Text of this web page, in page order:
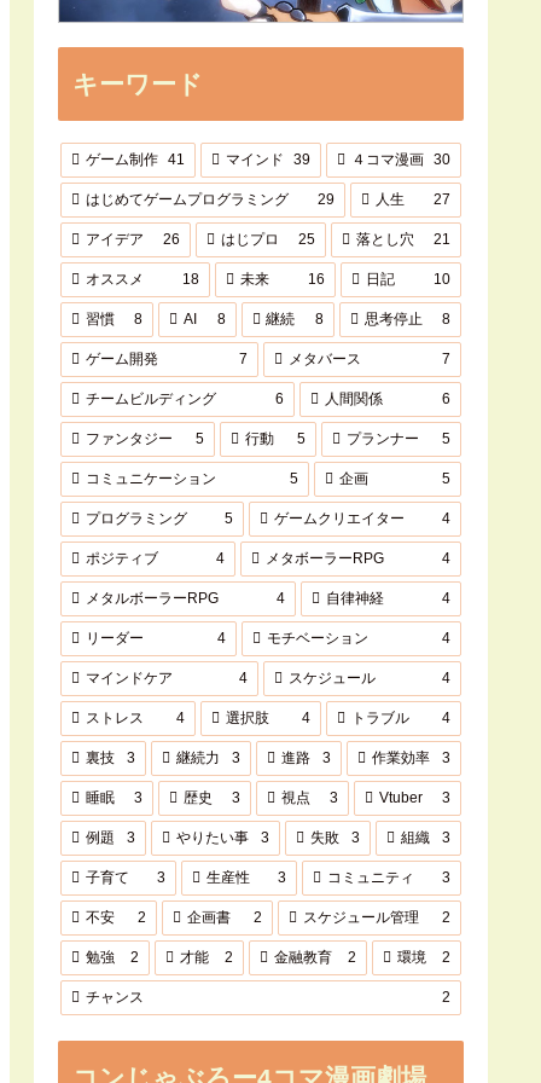
キーワード
ゲーム制作 41 マインド 39 ４コマ漫画 30
はじめてゲームプログラミング 29 人生 27
アイデア 26 はじプロ 25 落とし穴 21
オススメ 18 未来 16 日記 10
習慣 8 AI 8 継続 8 思考停止 8
ゲーム開発 7 メタバース 7
チームビルディング 6 人間関係 6
ファンタジー 5 行動 5 プランナー 5
コミュニケーション 5 企画 5
プログラミング 5 ゲームクリエイター 4
ポジティブ 4 メタボーラーRPG 4
メタルボーラーRPG 4 自律神経 4
リーダー 4 モチベーション 4
マインドケア 4 スケジュール 4
ストレス 4 選択肢 4 トラブル 4
裏技 3 継続力 3 進路 3 作業効率 3
睡眠 3 歴史 3 視点 3 Vtuber 3
例題 3 やりたい事 3 失敗 3 組織 3
子育て 3 生産性 3 コミュニティ 3
不安 2 企画書 2 スケジュール管理 2
勉強 2 才能 2 金融教育 2 環境 2
チャンス 2